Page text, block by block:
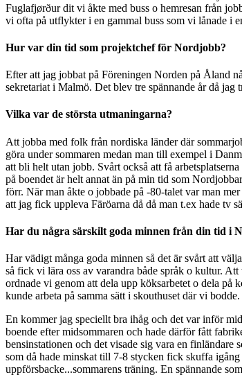
Fuglafjørður dit vi åkte med buss o hemresan från
vi ofta på utflykter i en gammal buss som vi lånade i
Hur var din tid som projektchef för Nordjobb?
Efter att jag jobbat på Föreningen Norden på Åland
sekretariat i Malmö. Det blev tre spännande år då
Vilka var de största utmaningarna?
Att jobba med folk från nordiska länder där
göra under sommaren medan man till exempel i
att bli helt utan jobb. Svårt också att få
på boendet är helt annat än på min tid som
förr. När man åkte o jobbade på -80-talet var man
att jag fick uppleva Färöarna då då man t.ex hade tv
Har du några särskilt goda minnen från din tid i
Har vädigt många goda minnen så det är svårt att
så fick vi lära oss av varandra både språk o kultur.
ordnade vi genom att dela upp köksarbetet o dela på
kunde arbeta på samma sätt i skouthuset där vi
En kommer jag speciellt bra ihåg och det var inför
boende efter midsommaren och hade därför fått
bensinstationen och det visade sig vara en finländare
som då hade minskat till 7-8 stycken fick skuffa
uppförsbacke...sommarens träning. En spännande